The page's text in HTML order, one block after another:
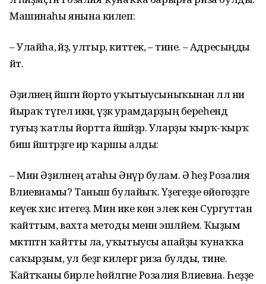
Машинаһы янына килеп:
– Улайһа, әйҙә, ултыр, киттек, – тине. – Адресыңды
әйт.
Әҙиләнең йәшәгән йорто уҡытыусыныҡынан әллә ни
йыраҡ түгел икән, үҙәк урамдарҙың береһендә
туғыҙ ҡатлы йортта йәшәйҙәр. Уларҙы ҡырҡ-ҡырҡ
биш йәштәрҙәге ир ҡаршы алды:
– Мин Әҙиләнең атаһы Әнүәр булам. Ә һеҙ Розалия
Вәлиевнамы? Таныш булайыҡ. Үҙегеҙҙе өйөгөҙҙәге
кеүек хис итегеҙ. Мин ике көн элек кенә Сургуттан
ҡайттым, вахта методы менән эшләйем. Ҡыҙым
мәктәптән ҡайтты ла, уҡытыусы апайҙы ҡунаҡҡа
саҡырҙым, ул беҙгә килергә риза булды, тине.
Ҡайтҡаны бирле һөйләгәне Розалия Вәлиевна. Һеҙҙе